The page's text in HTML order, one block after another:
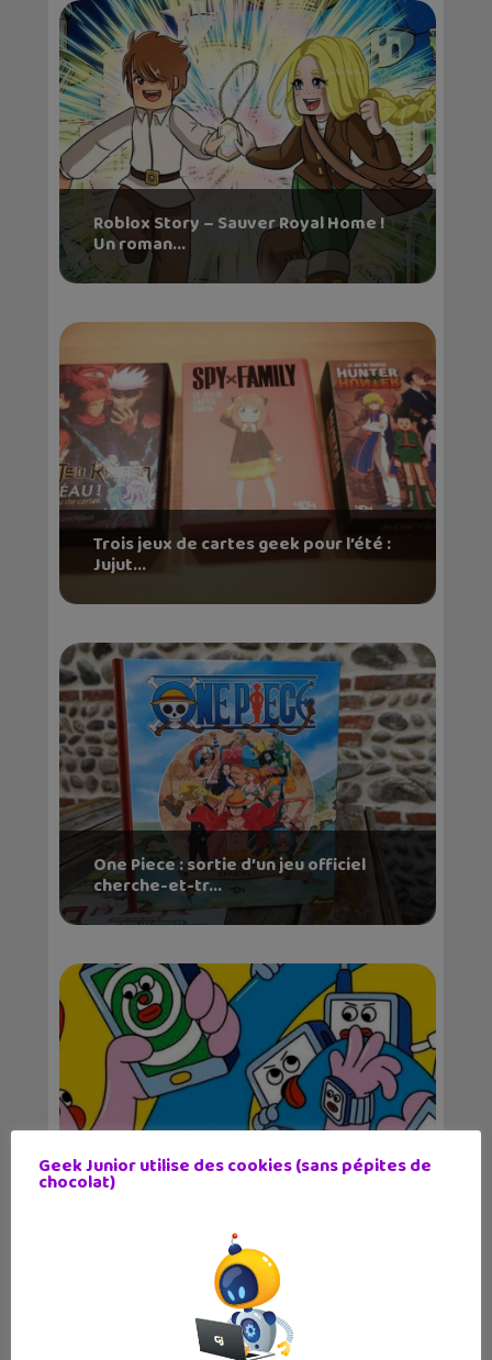
Roblox Story – Sauver Royal Home !
Un roman...
Trois jeux de cartes geek pour l’été :
Jujut...
One Piece : sortie d’un jeu officiel
cherche-et-tr...
« Cliquer c’est polluer », le petit guide
Geek Junior utilise des cookies (sans pépites de
chocolat)